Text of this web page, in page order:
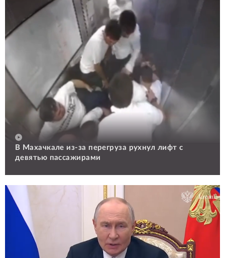
В Махачкале из-за перегруза рухнул лифт с
девятью пассажирами